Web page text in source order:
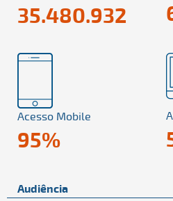
35.480.932
Acesso Mobile
95%
Audiência